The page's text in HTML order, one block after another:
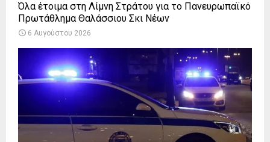
Όλα έτοιμα στη Λίμνη Στράτου για το Πανευρωπαϊκό
Πρωτάθλημα Θαλάσσιου Σκι Νέων
6 Αυγούστου 2026